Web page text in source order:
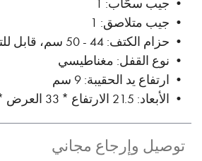
• جيب سحّاب: 1
• جيب متلاصق: 1
• حزام الكتف: 44 - 50 سم، قابل للتعديل
• نوع القفل: مغناطيسي
• ارتفاع يد الحقيبة: 9 سم
• الأبعاد: 21.5 الارتفاع * 33 العرض * 15 العمق سم
توصيل وإرجاع مجاني